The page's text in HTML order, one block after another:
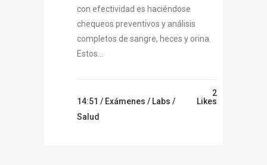
con efectividad es haciéndose
chequeos preventivos y análisis
completos de sangre, heces y orina.
Estos...
14:51 / Exámenes / Labs /
Salud
2
Likes